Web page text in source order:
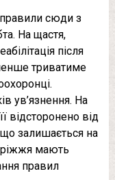
сюди з
На щастя,
після
триватиме
ув’язнення. На
відсторонено від
залишається на
мають
правил